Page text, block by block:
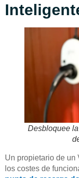
Desbloquee
Un propietario de un
los costes de